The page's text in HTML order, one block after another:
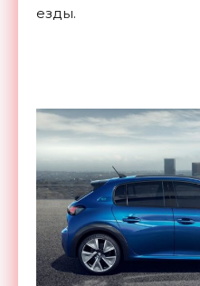
езды.